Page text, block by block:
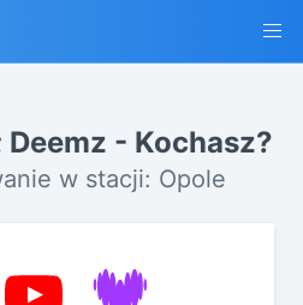
- Kochasz?
w stacji: Opole